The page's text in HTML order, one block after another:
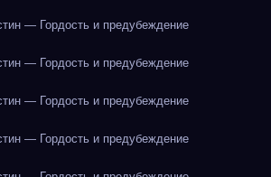
— Гордость и предубеждение
— Гордость и предубеждение
— Гордость и предубеждение
— Гордость и предубеждение